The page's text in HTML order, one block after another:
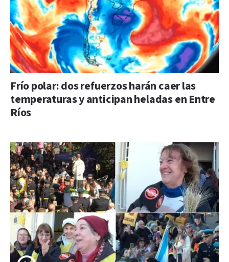
Frío polar: dos refuerzos harán caer las
temperaturas y anticipan heladas en Entre
Ríos